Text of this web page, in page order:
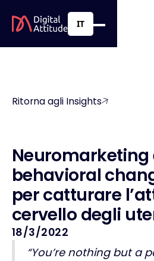
IT
Ritorna agli Insights
Neuromarketing
behavioral chan
percatturare l’at
cervello degli ute
18/3/2022
“You’re nothing but a